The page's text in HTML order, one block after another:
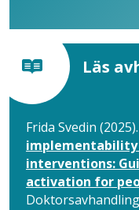
Läs
Frida Svedin (2025).
implementability
interventions:
activation for